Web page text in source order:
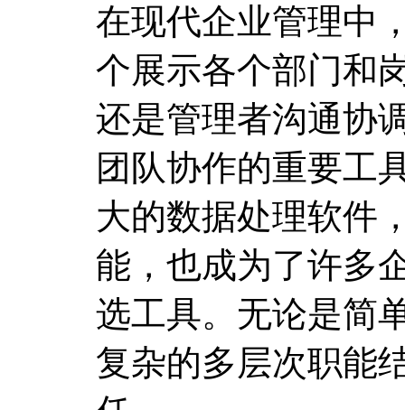
在现代企业管理中
个展示各个部门和
还是管理者沟通协
团队协作的重要工
大的数据处理软件
能，也成为了许多
选工具。无论是简
复杂的多层次职能